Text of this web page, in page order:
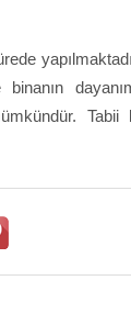
Tabii